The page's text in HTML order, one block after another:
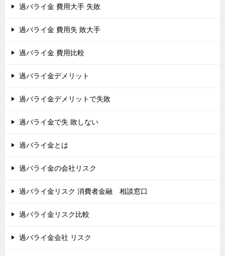
過バライ金 費用大手 失敗
過バライ金 費用失 敗大手
過バライ金 費用比較
過バライ金デメリット
過バライ金デメリットで失敗
過バライ金で失 敗しない
過バライ金とは
過バライ金の会社リスク
過バライ金リスク 消費者金融 相談窓口
過バライ金リスク比較
過バライ金会社 リスク